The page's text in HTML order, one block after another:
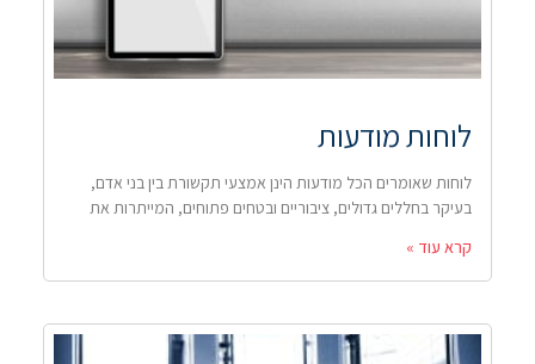
לוחות מודעות
לוחות שאומרים הכל מודעות הינן אמצעי תקשורת בין בני אדם,
בעיקר בחללים גדולים, ציבוריים ובטחים פתוחים, המייתרות את
קרא עוד »